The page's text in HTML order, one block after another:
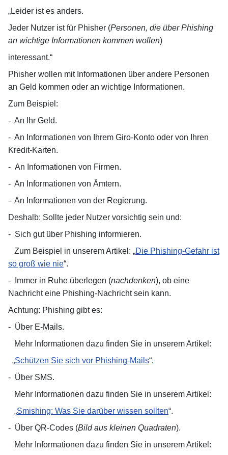
„Leider ist es anders.
Jeder Nutzer ist für Phisher (Personen, die über Phishing
an wichtige Informationen kommen wollen)
interessant.“
Phisher wollen mit Informationen über andere Personen
an Geld kommen oder an wichtige Informationen.
Zum Beispiel:
- An Ihr Geld.
- An Informationen von Ihrem Giro-Konto oder von Ihren
Kredit-Karten.
- An Informationen von Firmen.
- An Informationen von Ämtern.
- An Informationen von der Regierung.
Deshalb: Sollte jeder Nutzer vorsichtig sein und:
- Sich gut über Phishing informieren.
Zum Beispiel in unserem Artikel: „Die Phishing-Gefahr ist
so groß wie nie“.
-
Immer in Ruhe überlegen (nachdenken), ob eine
Nachricht eine Phishing-Nachricht sein kann.
Achtung: Phishing gibt es:
- Über E-Mails.
Mehr Informationen dazu finden Sie in unserem Artikel:
„Schützen Sie sich vor Phishing-Mails“.
- Über SMS.
Mehr Informationen dazu finden Sie in unserem Artikel:
„Smishing: Was Sie darüber wissen sollten“.
- Über QR-Codes (Bild aus kleinen Quadraten).
Mehr Informationen dazu finden Sie in unserem Artikel: